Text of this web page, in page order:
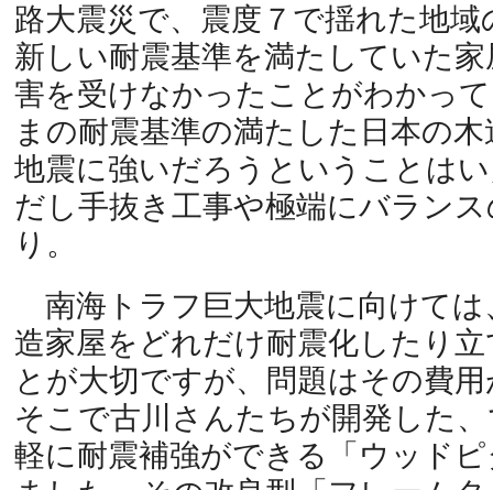
路大震災で、震度７で揺れた地
新しい耐震基準を満たしていた
害を受けなかったことがわかっ
まの耐震基準の満たした日本の
地震に強いだろうということは
だし手抜き工事や極端にバラン
り。
南海トラフ巨大地震に向けては
造家屋をどれだけ耐震化したり
とが大切ですが、問題はその費
そこで古川さんたちが開発した
軽に耐震補強ができる「ウッド